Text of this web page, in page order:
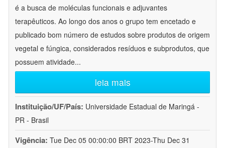
é a busca de moléculas funcionais e adjuvantes
terapêuticos. Ao longo dos anos o grupo tem encetado e
publicado bom número de estudos sobre produtos de origem
vegetal e fúngica, considerados resíduos e subprodutos, que
possuem atividade...
leia mais
Instituição/UF/País: Universidade Estadual de Maringá -
PR - Brasil
Vigência: Tue Dec 05 00:00:00 BRT 2023-Thu Dec 31